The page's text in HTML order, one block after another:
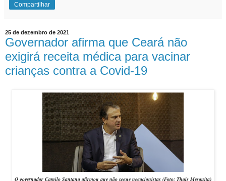
Compartilhar
25 de dezembro de 2021
Governador afirma que Ceará não
exigirá receita médica para vacinar
crianças contra a Covid-19
O governador Camilo Santana afirmou que não segue negacionistas (Foto: Thais Mesquita)